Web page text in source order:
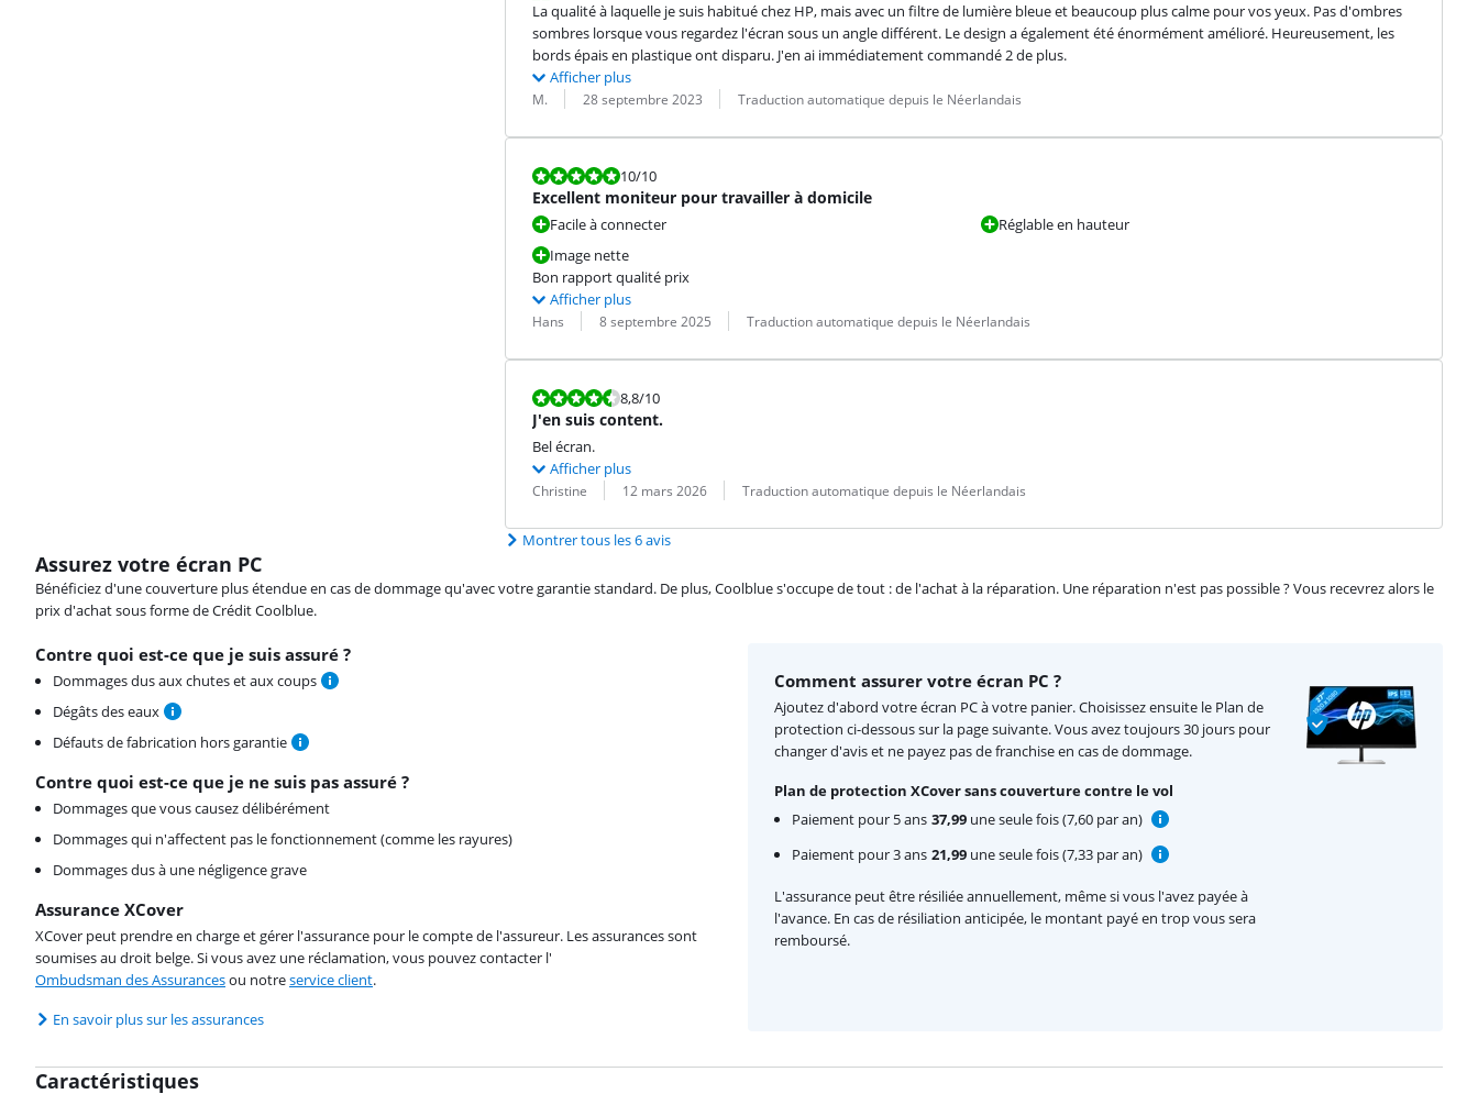
La qualité à laquelle je suis habitué chez HP, mais avec un filtre de lumière bleue et beaucoup plus calme pour vos yeux. Pas d'ombres
sombres lorsque vous regardez l'écran sous un angle différent. Le design a également été énormément amélioré. Heureusement, les
bords épais en plastique ont disparu. J'en ai immédiatement commandé 2 de plus.
Afficher plus
Évaluation par :
M.
Date : 28 septembre 2023
Traduction : Traduction automatique depuis le Néerlandais
La note est 10 sur 10.
10/10
Excellent moniteur pour travailler à domicile
Facile à connecter
Image nette
Réglable en hauteur
Bon rapport qualité prix
Afficher plus
Évaluation par :
Hans
Date : 8 septembre 2025
Traduction : Traduction automatique depuis le Néerlandais
La note est 8,8 sur 10.
8,8/10
J'en suis content.
Bel écran.
Afficher plus
Évaluation par :
Christine
Date : 12 mars 2026
Traduction : Traduction automatique depuis le Néerlandais
Montrer tous les 6 avis
Assurez votre écran PC
Bénéficiez d'une couverture plus étendue en cas de dommage qu'avec votre garantie standard. De plus, Coolblue s'occupe de tout : de l'achat à la réparation. Une réparation n'est pas possible ? Vous recevrez alors le
prix d'achat sous forme de Crédit Coolblue.
Contre quoi est-ce que je suis assuré ?
Dommages dus aux chutes et aux coups
Dégâts des eaux
Défauts de fabrication hors garantie
Contre quoi est-ce que je ne suis pas assuré ?
Dommages que vous causez délibérément
Dommages qui n'affectent pas le fonctionnement (comme les rayures)
Dommages dus à une négligence grave
Assurance XCover
XCover peut prendre en charge et gérer l'assurance pour le compte de l'assureur. Les assurances sont
soumises au droit belge. Si vous avez une réclamation, vous pouvez contacter l'
Ombudsman des Assurancesou notreservice client.
En savoir plus sur les assurances
Comment assurer votre écran PC ?
Ajoutez d'abord votre écran PC à votre panier. Choisissez ensuite le Plan de
protection ci-dessous sur la page suivante. Vous avez toujours 30 jours pour
changer d'avis et ne payez pas de franchise en cas de dommage.
Plan de protection XCover sans couverture contre le vol
Paiement pour 5 ans 37,99une seule fois (7,60 par an)
Paiement pour 3 ans 21,99une seule fois (7,33 par an)
L'assurance peut être résiliée annuellement, même si vous l'avez payée à
l'avance. En cas de résiliation anticipée, le montant payé en trop vous sera
remboursé.
Caractéristiques